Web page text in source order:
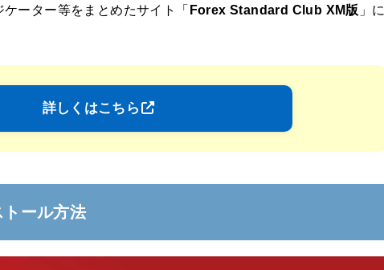
ーター等をまとめたサイト「 Forex Standard Club XM版 」に
詳しくはこちら
ール方法